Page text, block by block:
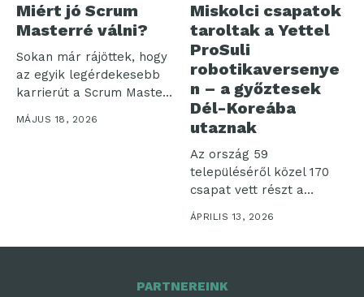
Miért jó Scrum
Masterré válni?
Sokan már rájöttek, hogy
az egyik legérdekesebb
karrierút a Scrum Master
szerep...
MÁJUS 18, 2026
Miskolci csapatok
taroltak a Yettel
ProSuli
robotikaversenye
n – a győztesek
Dél-Koreába
utaznak
Az ország 59
településéről közel 170
csapat vett részt a
ProSuli 2026-os...
ÁPRILIS 13, 2026
PARTNEREINK